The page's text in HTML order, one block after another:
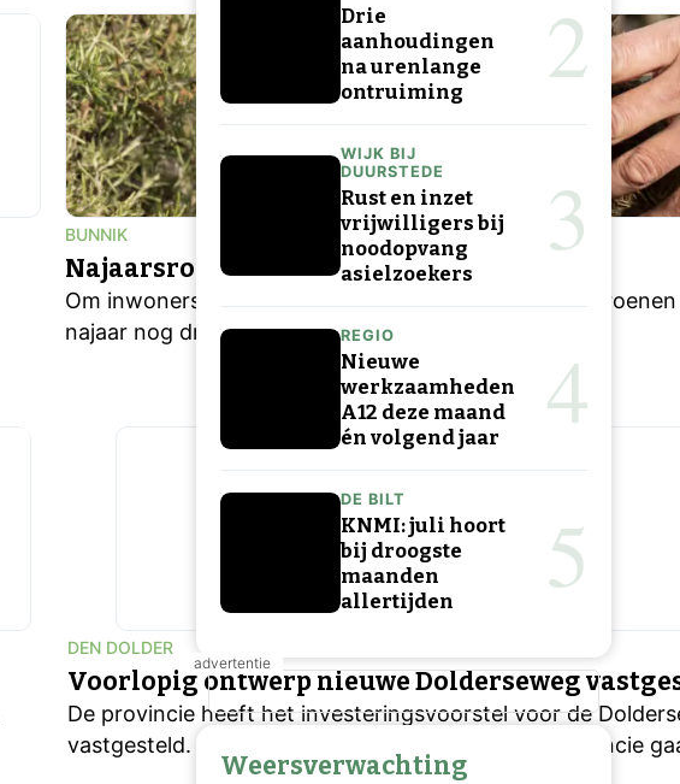
BUNNIK
Najaarsrondes tegeltaxi voor vergroening
Om inwoners te stimuleren hun tuinen verder te
najaar nog drie keer de tegeltaxti
DEN DOLDER
Voorlopig ontwerp nieuwe Dolderseweg
De provincie heeft het investeringsvoorstel voor de
vastgesteld. Hierin staat welke maatregelen de provincie
Drie
aanhoudingen
na urenlange
ontruiming
2
WIJK BIJ
DUURSTEDE
Rust en inzet
vrijwilligers bij
noodopvang
asielzoekers
3
REGIO
Nieuwe
werkzaamheden
A12 deze maand
én volgend jaar
4
DE BILT
KNMI: juli hoort
bij droogste
maanden
allertijden
5
Weersverwachting